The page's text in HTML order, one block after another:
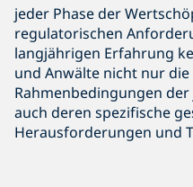
jeder Phase der
regulatorischen
langjährigen Erfahrung
und Anwälte nicht nur
Rahmenbedingungen
auch deren spezifische
Herausforderungen und